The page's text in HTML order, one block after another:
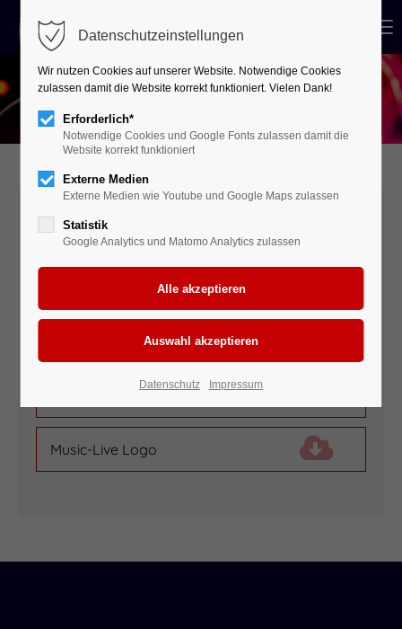
Presse / Downloads
Hier finden Veranstalter- und Partner*innen alle
wichtigen Informationen, Medien und Materialien
rund um Music Live e.V. – kompakt und bereit zum
Infomaterial zum Rockmobil als PDF
Music-Live Logo
Datenschutzeinstellungen
Wir nutzen Cookies auf unserer Website. Notwendige Cookies
zulassen damit die Website korrekt funktioniert. Vielen Dank!
Erforderlich*
Notwendige Cookies und Google Fonts zulassen damit die
Website korrekt funktioniert
Externe Medien
Externe Medien wie Youtube und Google Maps zulassen
Statistik
Google Analytics und Matomo Analytics zulassen
Datenschutz Impressum